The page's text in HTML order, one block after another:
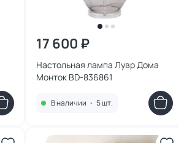
17 600 ₽
Настольная лампа Лувр Дома
Монток BD-836861
В наличии • 5 шт.